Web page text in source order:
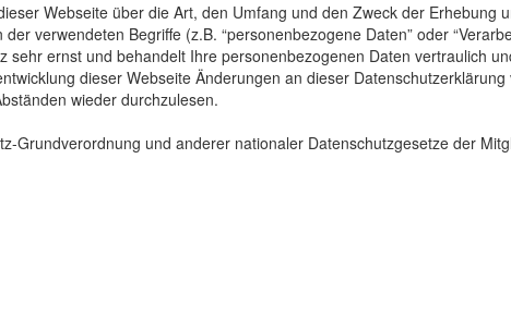
Webseite über die Art, den Umfang und den Zweck der Erhebung
verwendeten Begriffe (z.B. “personenbezogene Daten” oder
sehr ernst und behandelt Ihre personenbezogenen Daten vertraulich
dieser Webseite Änderungen an dieser
wieder durchzulesen.
Grundverordnung und anderer nationaler Datenschutzgesetze der